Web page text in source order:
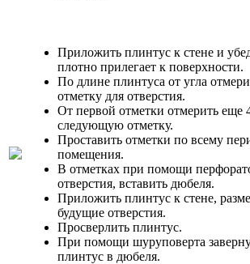
Приложить плинтус к стене и
плотно прилегает к поверхности.
По длине плинтуса от угла
отметку для отверстия.
От первой отметки отмерить еще
следующую отметку.
Проставить отметки по всему
помещения.
В отметках при помощи
отверстия, вставить дюбеля.
Приложить плинтус к стене,
будущие отверстия.
Просверлить плинтус.
При помощи шуруповерта
плинтус в дюбеля.